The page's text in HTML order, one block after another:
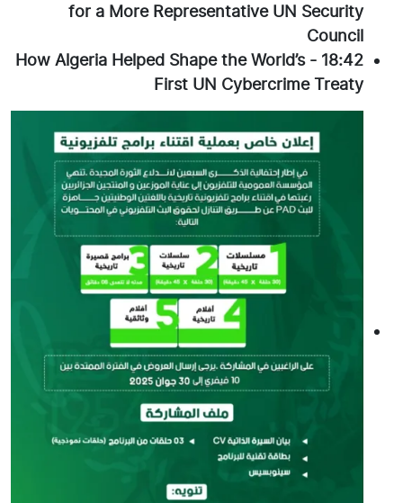
for a More Representative UN Security
Council
18:42
-
How Algeria Helped Shape the World’s
First UN Cybercrime Treaty